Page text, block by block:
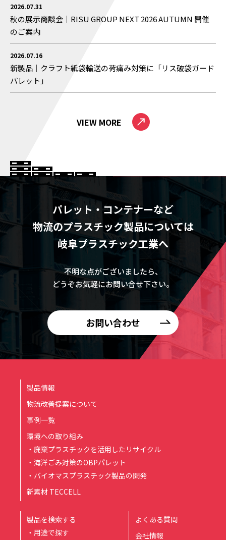
2026.07.31
秋の展示商談会｜RISU GROUP NEXT 2026 AUTUMN 開催
のご案内
2026.07.16
新製品｜クラフト紙袋輸送の荷痛み対策に「リス破袋ガード
パレット」
VIEW MORE
パレット・コンテナーなど
物流のプラスチック製品については
岐阜プラスチック工業へ
不明な点がございましたら、
どうぞお気軽にお問い合せ下さい。
お問い合わせ
製品情報
物流改善提案について
事例一覧
環境への取り組み
・廃棄プラスチックを活用したリサイクル
・海洋ごみ対策のOBPパレット
・バイオマスプラスチック製品の開発
新素材 TECCELL
製品を検索する
・用途で探す
よくある質問
会社情報